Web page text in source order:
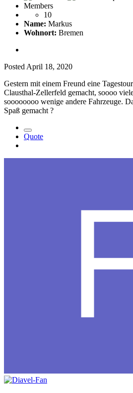
Members
10
Name: Markus
Wohnort: Bremen
Posted April 18, 2020
Gestern mit einem Freund eine
Clausthal-Zellerfeld gemacht, soooo
soooooooo wenige andere Fahrzeuge.
Spaß gemacht ?
Quote